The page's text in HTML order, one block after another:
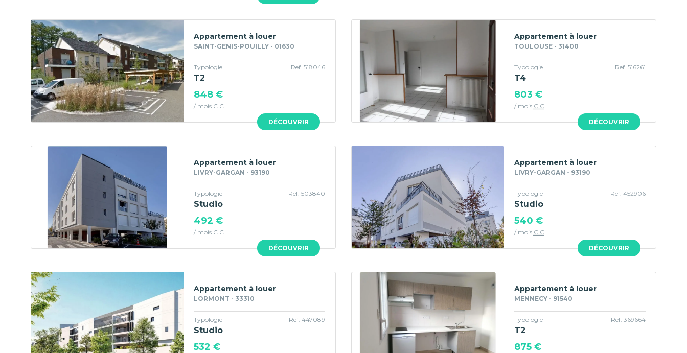
DÉCOUVRIR
Appartement à louer
SAINT-GENIS-POUILLY - 01630
Typologie
T2
Ref. 518046
848 €
/ mois C.C
DÉCOUVRIR
Appartement à louer
TOULOUSE - 31400
Typologie
T4
Ref. 516261
803 €
/ mois C.C
DÉCOUVRIR
Appartement à louer
LIVRY-GARGAN - 93190
Typologie
Studio
Ref. 503840
492 €
/ mois C.C
DÉCOUVRIR
Appartement à louer
LIVRY-GARGAN - 93190
Typologie
Studio
Ref. 452906
540 €
/ mois C.C
Appartement à louer
LORMONT - 33310
Typologie
Studio
Ref. 447089
532 €
Appartement à louer
MENNECY - 91540
Typologie
T2
Ref. 369664
875 €